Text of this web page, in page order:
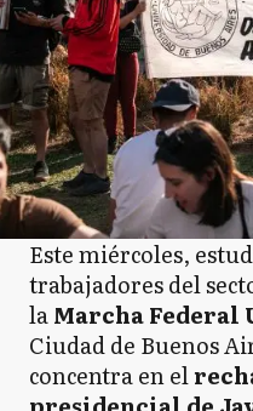
Este miércoles,
trabajadores del
laMarcha
Ciudad de Buenos
concentra en el